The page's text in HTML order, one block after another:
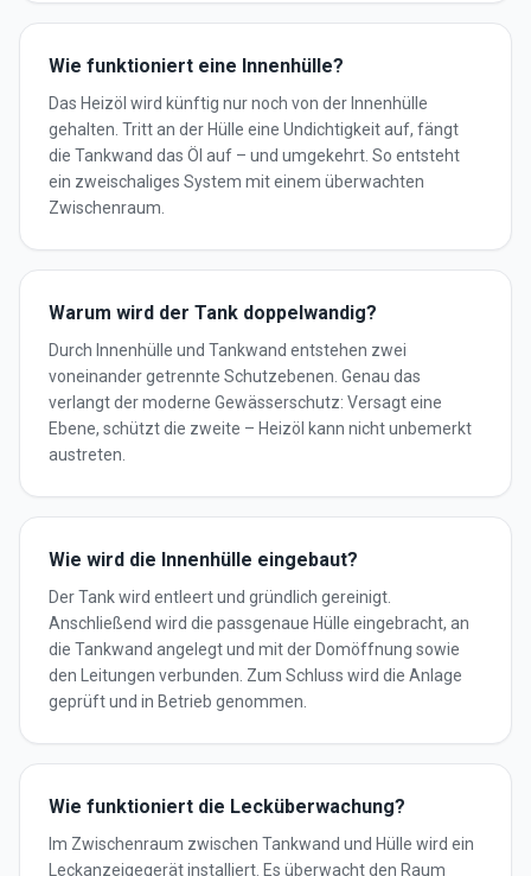
Wie funktioniert eine Innenhülle?
Das Heizöl wird künftig nur noch von der Innenhülle
gehalten. Tritt an der Hülle eine Undichtigkeit auf, fängt
die Tankwand das Öl auf – und umgekehrt. So entsteht
ein zweischaliges System mit einem überwachten
Zwischenraum.
Warum wird der Tank doppelwandig?
Durch Innenhülle und Tankwand entstehen zwei
voneinander getrennte Schutzebenen. Genau das
verlangt der moderne Gewässerschutz: Versagt eine
Ebene, schützt die zweite – Heizöl kann nicht unbemerkt
austreten.
Wie wird die Innenhülle eingebaut?
Der Tank wird entleert und gründlich gereinigt.
Anschließend wird die passgenaue Hülle eingebracht, an
die Tankwand angelegt und mit der Domöffnung sowie
den Leitungen verbunden. Zum Schluss wird die Anlage
geprüft und in Betrieb genommen.
Wie funktioniert die Lecküberwachung?
Im Zwischenraum zwischen Tankwand und Hülle wird ein
Leckanzeigegerät installiert. Es überwacht den Raum